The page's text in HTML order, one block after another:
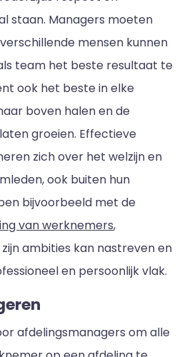
staan. Managers moeten
mensen kunnen
team het beste resultaat te
ook het beste in elke
boven halen en de
groeien. Effectieve
zich over het welzijn en
ook buiten hun
bijvoorbeeld met de
van werknemers,
ambities kan nastreven en
en persoonlijk vlak.
afdelingsmanagers om alle